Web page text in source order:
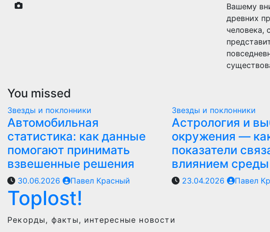
Вашему
древних
человека,
You missed
Звезды и поклонники
Автомобильная
статистика: как данные
помогают принимать
взвешенные решения
30.06.2026 Павел Красный
Звезды и поклонники
Астрология и
окружения —
показатели
влиянием среды
23.04.2026 Павел
Toplost!
Рекорды, факты, интересные новости